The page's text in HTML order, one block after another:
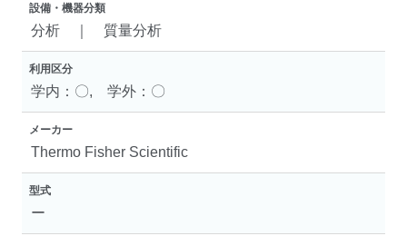
設備・機器分類
分析 ｜ 質量分析
利用区分
学内：〇, 学外：〇
メーカー
Thermo Fisher Scientific
型式
ー